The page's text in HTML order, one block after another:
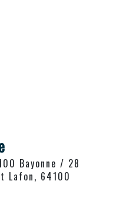
Lafon, 64100